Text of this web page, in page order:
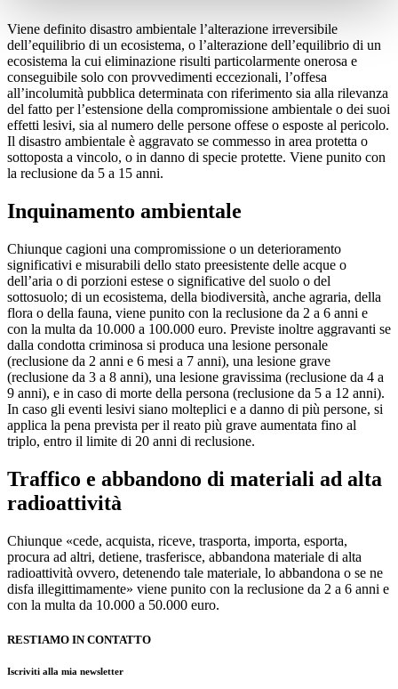
Viene definito disastro ambientale l’alterazione irreversibile
dell’equilibrio di un ecosistema, o l’alterazione dell’equilibrio di un
ecosistema la cui eliminazione risulti particolarmente onerosa e
conseguibile solo con provvedimenti eccezionali, l’offesa
all’incolumità pubblica determinata con riferimento sia alla rilevanza
del fatto per l’estensione della compromissione ambientale o dei suoi
effetti lesivi, sia al numero delle persone offese o esposte al pericolo.
Il disastro ambientale è aggravato se commesso in area protetta o
sottoposta a vincolo, o in danno di specie protette. Viene punito con
la reclusione da 5 a 15 anni.
Inquinamento ambientale
Chiunque cagioni una compromissione o un deterioramento
significativi e misurabili dello stato preesistente delle acque o
dell’aria o di porzioni estese o significative del suolo o del
sottosuolo; di un ecosistema, della biodiversità, anche agraria, della
flora o della fauna, viene punito con la reclusione da 2 a 6 anni e
con la multa da 10.000 a 100.000 euro. Previste inoltre aggravanti se
dalla condotta criminosa si produca una lesione personale
(reclusione da 2 anni e 6 mesi a 7 anni), una lesione grave
(reclusione da 3 a 8 anni), una lesione gravissima (reclusione da 4 a
9 anni), e in caso di morte della persona (reclusione da 5 a 12 anni).
In caso gli eventi lesivi siano molteplici e a danno di più persone, si
applica la pena prevista per il reato più grave aumentata fino al
triplo, entro il limite di 20 anni di reclusione.
Traffico e abbandono di materiali ad alta
radioattività
Chiunque «cede, acquista, riceve, trasporta, importa, esporta,
procura ad altri, detiene, trasferisce, abbandona materiale di alta
radioattività ovvero, detenendo tale materiale, lo abbandona o se ne
disfa illegittimamente» viene punito con la reclusione da 2 a 6 anni e
con la multa da 10.000 a 50.000 euro.
RESTIAMO IN CONTATTO
Iscriviti alla mia newsletter